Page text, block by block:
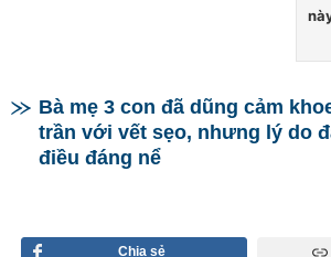
Bà mẹ 3 con đã dũng cảm
trần với vết sẹo, nhưng lý do
điều đáng nể
Chia sẻ